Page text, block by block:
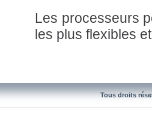
Les processeurs
les plus flexibles
Tous droits